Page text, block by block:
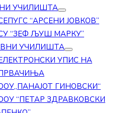
УЧИЛИШТА
“АРСЕНИ ЈОВКОВ”
“ЗЕФ ЉУШ МАРКУ”
УЧИЛИШТА
УПИС НА
ГИНОВСКИ“
“ПЕТАР ЗДРАВКОВСКИ